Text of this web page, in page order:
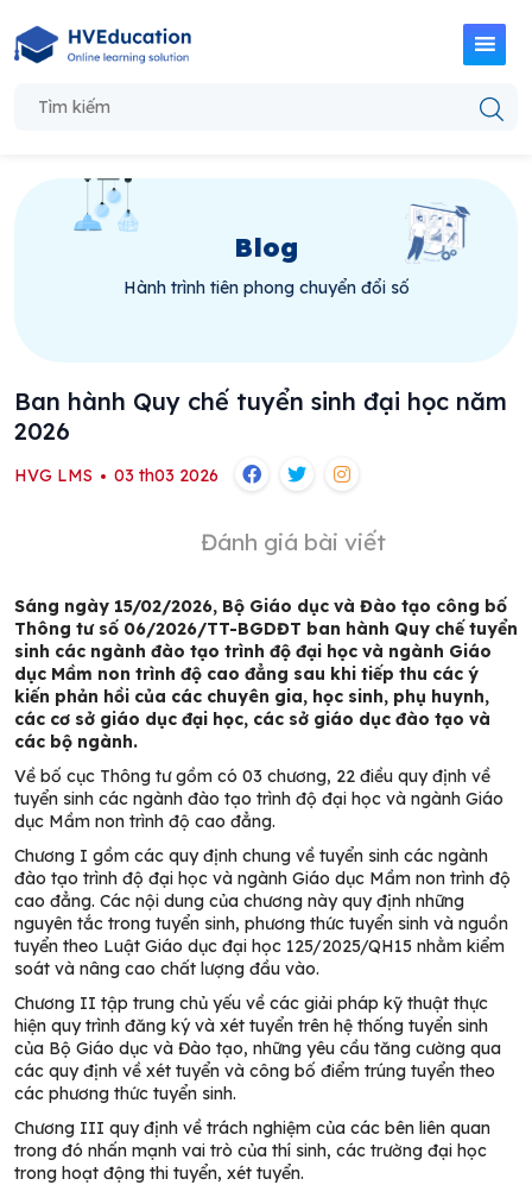
Blog
Hành trình tiên phong chuyển đổi số
Ban hành Quy chế tuyển sinh đại học năm
2026
HVG LMS 03 th03 2026
Đánh giá bài viết
Sáng ngày 15/02/2026, Bộ Giáo dục và Đào tạo công bố
Thông tư số 06/2026/TT-BGDĐT ban hành Quy chế tuyển
sinh các ngành đào tạo trình độ đại học và ngành Giáo
dục Mầm non trình độ cao đẳng sau khi tiếp thu các ý
kiến phản hồi của các chuyên gia, học sinh, phụ huynh,
các cơ sở giáo dục đại học, các sở giáo dục đào tạo và
các bộ ngành.
Về bố cục Thông tư gồm có 03 chương, 22 điều quy định về
tuyển sinh các ngành đào tạo trình độ đại học và ngành Giáo
dục Mầm non trình độ cao đẳng.
Chương I gồm các quy định chung về tuyển sinh các ngành
đào tạo trình độ đại học và ngành Giáo dục Mầm non trình độ
cao đẳng. Các nội dung của chương này quy định những
nguyên tắc trong tuyển sinh, phương thức tuyển sinh và nguồn
tuyển theo Luật Giáo dục đại học 125/2025/QH15 nhằm kiểm
soát và nâng cao chất lượng đầu vào.
Chương II tập trung chủ yếu về các giải pháp kỹ thuật thực
hiện quy trình đăng ký và xét tuyển trên hệ thống tuyển sinh
của Bộ Giáo dục và Đào tạo, những yêu cầu tăng cường qua
các quy định về xét tuyển và công bố điểm trúng tuyển theo
các phương thức tuyển sinh.
Chương III quy định về trách nghiệm của các bên liên quan
trong đó nhấn mạnh vai trò của thí sinh, các trường đại học
trong hoạt động thi tuyển, xét tuyển.